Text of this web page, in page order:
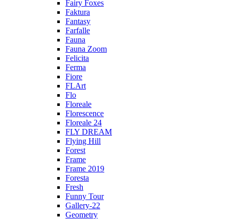
Fairy Foxes
Faktura
Fantasy
Farfalle
Fauna
Fauna Zoom
Felicita
Ferma
Fiore
FLArt
Flo
Floreale
Florescence
Floreale 24
FLY DREAM
Flying Hill
Forest
Frame
Frame 2019
Foresta
Fresh
Funny Tour
Gallery-22
Geometry